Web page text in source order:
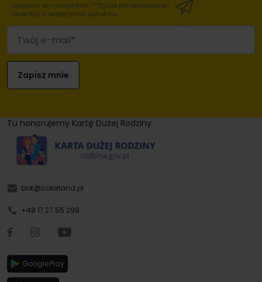
wysyłane są nieodpłatnie. **Zgoda jest dobrowolna i
może być w każdej chwili wycofana.
Tu honorujemy Kartę Dużej Rodziny.
bok@colorland.pl
+48 17 27 55 299
Google Play